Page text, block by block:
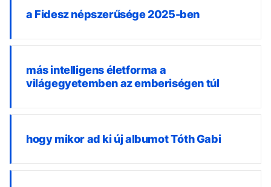
a Fidesz népszerűsége 2025-ben
más intelligens életforma a
világegyetemben az emberiségen túl
hogy mikor ad ki új albumot Tóth Gabi